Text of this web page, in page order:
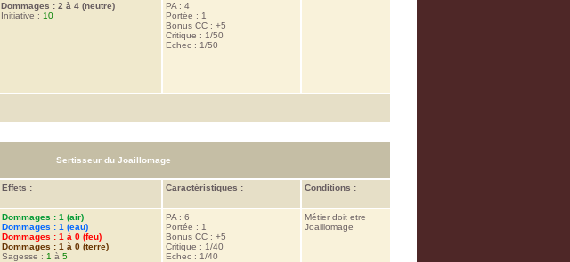
Dommages : 2 à 4 (neutre)
Initiative : 10
PA : 4
Portée : 1
Bonus CC : +5
Critique : 1/50
Echec : 1/50
Sertisseur du Joaillomage
Effets : Caractéristiques : Conditions :
Dommages : 1 (air)
Dommages : 1 (eau)
Dommages : 1 à 0 (feu)
Dommages : 1 à 0 (terre)
Sagesse : 1 à 5
PA : 6
Portée : 1
Bonus CC : +5
Critique : 1/40
Echec : 1/40
Métier doit etre
Joaillomage